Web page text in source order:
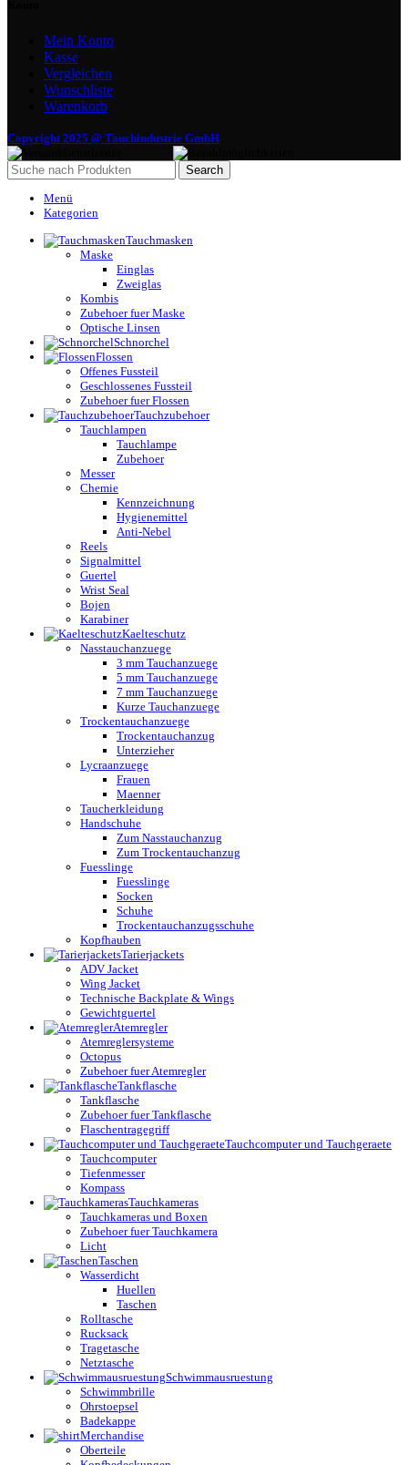
Mein Konto
Kasse
Vergleichen
Wunschliste
Warenkorb
Copyright 2025 @ Tauchindustrie GmbH
Search
Menü
Kategorien
Tauchmasken
Maske
Einglas
Zweiglas
Kombis
Zubehoer fuer Maske
Optische Linsen
Schnorchel
Flossen
Offenes Fussteil
Geschlossenes Fussteil
Zubehoer fuer Flossen
Tauchzubehoer
Tauchlampen
Tauchlampe
Zubehoer
Messer
Chemie
Kennzeichnung
Hygienemittel
Anti-Nebel
Reels
Signalmittel
Guertel
Wrist Seal
Bojen
Karabiner
Kaelteschutz
Nasstauchanzuege
3 mm Tauchanzuege
5 mm Tauchanzuege
7 mm Tauchanzuege
Kurze Tauchanzuege
Trockentauchanzuege
Trockentauchanzug
Unterzieher
Lycraanzuege
Frauen
Maenner
Taucherkleidung
Handschuhe
Zum Nasstauchanzug
Zum Trockentauchanzug
Fuesslinge
Fuesslinge
Socken
Schuhe
Trockentauchanzugsschuhe
Kopfhauben
Tarierjackets
ADV Jacket
Wing Jacket
Technische Backplate & Wings
Gewichtguertel
Atemregler
Atemreglersysteme
Octopus
Zubehoer fuer Atemregler
Tankflasche
Tankflasche
Zubehoer fuer Tankflasche
Flaschentragegriff
Tauchcomputer und Tauchgeraete
Tauchcomputer
Tiefenmesser
Kompass
Tauchkameras
Tauchkameras und Boxen
Zubehoer fuer Tauchkamera
Licht
Taschen
Wasserdicht
Huellen
Taschen
Rolltasche
Rucksack
Tragetasche
Netztasche
Schwimmausruestung
Schwimmbrille
Ohrstoepsel
Badekappe
Merchandise
Oberteile